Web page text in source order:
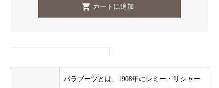
パラブーツとは、1908年にレミー・リシャー